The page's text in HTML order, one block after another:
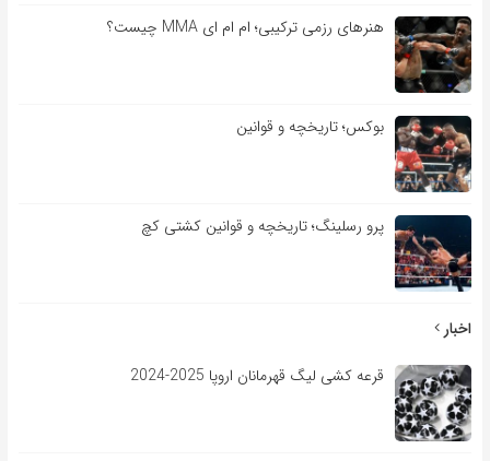
هنرهای رزمی ترکیبی؛ ام ام ای MMA چیست؟
بوکس؛ تاریخچه و قوانین
پرو رسلینگ؛ تاریخچه و قوانین کشتی کچ
اخبار
قرعه کشی لیگ قهرمانان اروپا 2025-2024